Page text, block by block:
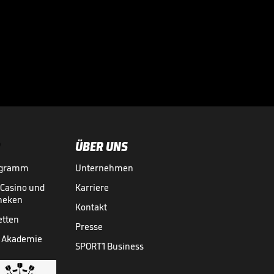
und
Akademie
ÜBER UNS
Unternehmen
Karriere
Kontakt
Presse
SPORT1 Business